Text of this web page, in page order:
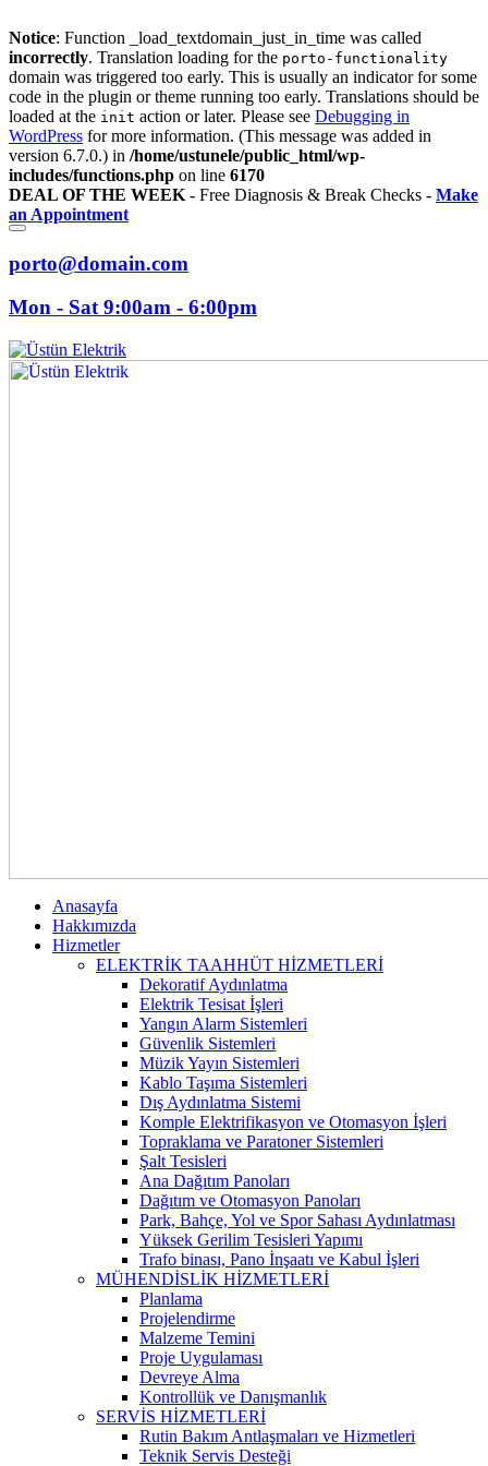
Notice: Function _load_textdomain_just_in_time was called
incorrectly. Translation loading for the porto-functionality
domain was triggered too early. This is usually an indicator for some
code in the plugin or theme running too early. Translations should be
loaded at the init action or later. Please see Debugging in
WordPress for more information. (This message was added in
version 6.7.0.) in /home/ustunele/public_html/wp-
includes/functions.php on line 6170
DEAL OF THE WEEK - Free Diagnosis & Break Checks - Make
an Appointment
porto@domain.com
Mon - Sat 9:00am - 6:00pm
Anasayfa
Hakkımızda
Hizmetler
ELEKTRİK TAAHHÜT HİZMETLERİ
Dekoratif Aydınlatma
Elektrik Tesisat İşleri
Yangın Alarm Sistemleri
Güvenlik Sistemleri
Müzik Yayın Sistemleri
Kablo Taşıma Sistemleri
Dış Aydınlatma Sistemi
Komple Elektrifikasyon ve Otomasyon İşleri
Topraklama ve Paratoner Sistemleri
Şalt Tesisleri
Ana Dağıtım Panoları
Dağıtım ve Otomasyon Panoları
Park, Bahçe, Yol ve Spor Sahası Aydınlatması
Yüksek Gerilim Tesisleri Yapımı
Trafo binası, Pano İnşaatı ve Kabul İşleri
MÜHENDİSLİK HİZMETLERİ
Planlama
Projelendirme
Malzeme Temini
Proje Uygulaması
Devreye Alma
Kontrollük ve Danışmanlık
SERVİS HİZMETLERİ
Rutin Bakım Antlaşmaları ve Hizmetleri
Teknik Servis Desteği